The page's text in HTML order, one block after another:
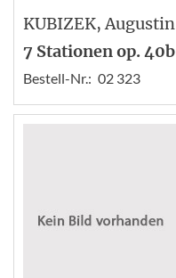
KUBIZEK, Augustin
7 Stationen op. 40b
Bestell-Nr.: 02 323